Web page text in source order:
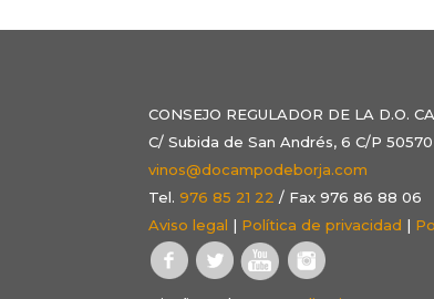
CONSEJO REGULADOR DE LA D.O.
C/ Subida de San Andrés, 6 C/P
vinos@docampodeborja.com
Tel.976 85 21 22 / Fax 976 86 88 06
Aviso legal | Política de privacidad |